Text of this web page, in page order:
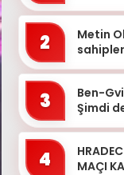
2
Metin
3
Ben-
Şimdi
4
MAÇI